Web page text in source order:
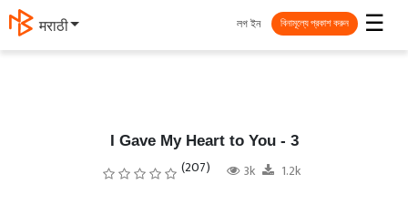
मराठी ☰
লগ ইন বিনামূল্যে প্রকাশ করুন
I Gave My Heart to You - 3
(207) 3k 1.2k